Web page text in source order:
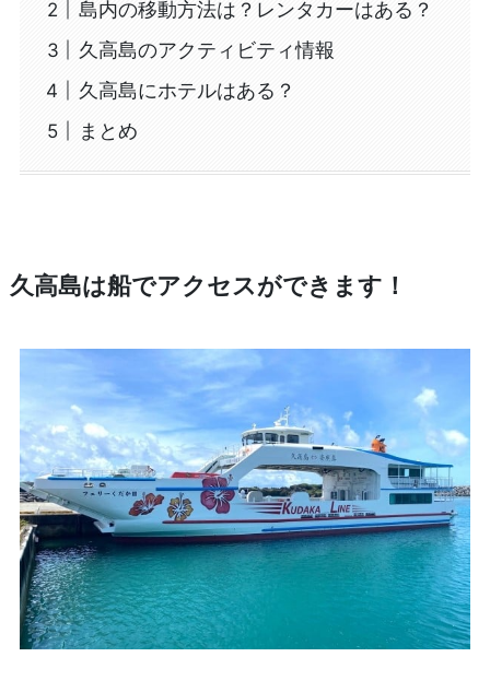
島内の移動方法は？レンタカーはある？
久高島のアクティビティ情報
久高島にホテルはある？
まとめ
久高島は船でアクセスができます！